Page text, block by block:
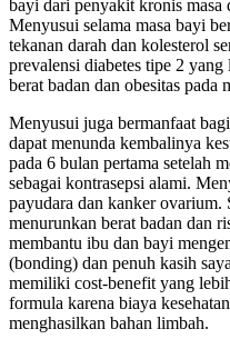
bayi dari penyakit kronis masa
Menyusui selama masa bayi
tekanan darah dan kolesterol
prevalensi diabetes tipe 2
berat badan dan obesitas pada
Menyusui juga bermanfaat
dapat menunda kembalinya
pada 6 bulan pertama setelah
sebagai kontrasepsi alami.
payudara dan kanker ovarium.
menurunkan berat badan dan
membantu ibu dan bayi
(bonding) dan penuh kasih
memiliki cost-benefit yang
formula karena biaya
menghasilkan bahan limbah.